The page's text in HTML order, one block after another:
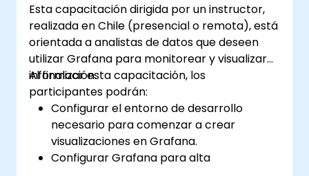
Esta capacitación dirigida por un instructor,
realizada en Chile (presencial o remota), está
orientada a analistas de datos que deseen
utilizar Grafana para monitorear y visualizar
información.
Al finalizar esta capacitación, los
participantes podrán:
Configurar el entorno de desarrollo
necesario para comenzar a crear
visualizaciones en Grafana.
Configurar Grafana para alta